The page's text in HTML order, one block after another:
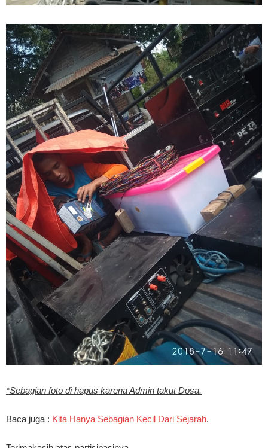
*Sebagian foto di hapus karena Admin takut Dosa.
Baca juga : Kita Hanya Sebagian Kecil Dari Sejarah.